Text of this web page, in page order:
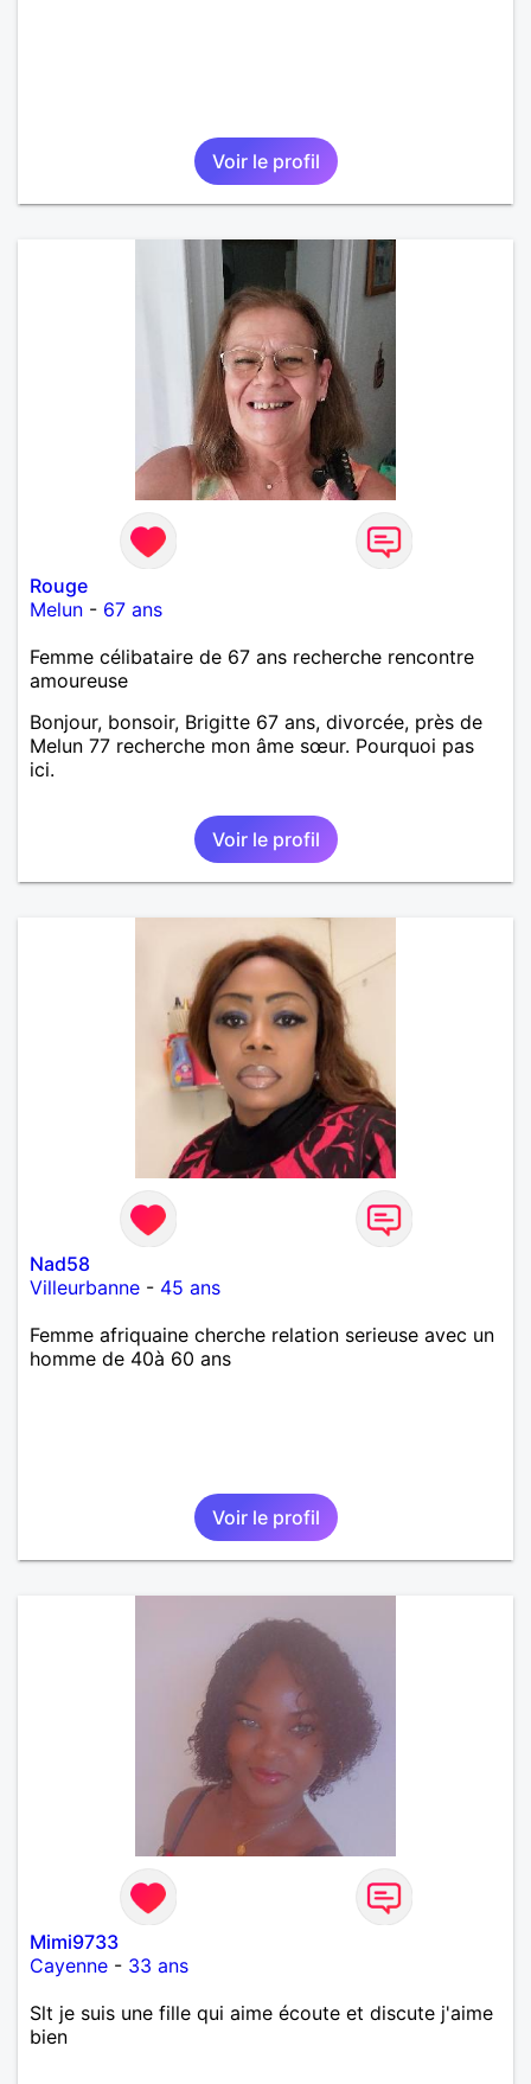
Voir le profil
Rouge
Melun - 67 ans
Femme célibataire de 67 ans recherche rencontre
amoureuse
Bonjour, bonsoir, Brigitte 67 ans, divorcée, près de
Melun 77 recherche mon âme sœur. Pourquoi pas
ici.
Voir le profil
Nad58
Villeurbanne - 45 ans
Femme afriquaine cherche relation serieuse avec un
homme de 40à 60 ans
Voir le profil
Mimi9733
Cayenne - 33 ans
Slt je suis une fille qui aime écoute et discute j'aime
bien